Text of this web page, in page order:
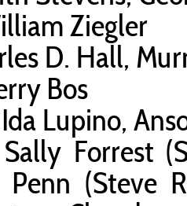
Ziegler
D. Hall,
Bos
Ida Lupino,
Sally Forrest
Penn (Steve